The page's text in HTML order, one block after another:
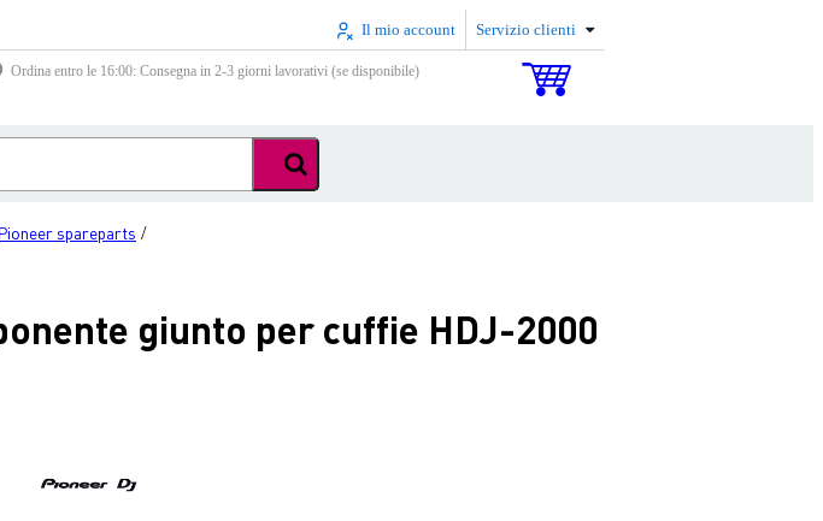
Il mio account Servizio clienti
Ordina entro le 16:00: Consegna in 2-3 giorni lavorativi (se disponibile)
spareparts /
giunto per cuffie HDJ-2000